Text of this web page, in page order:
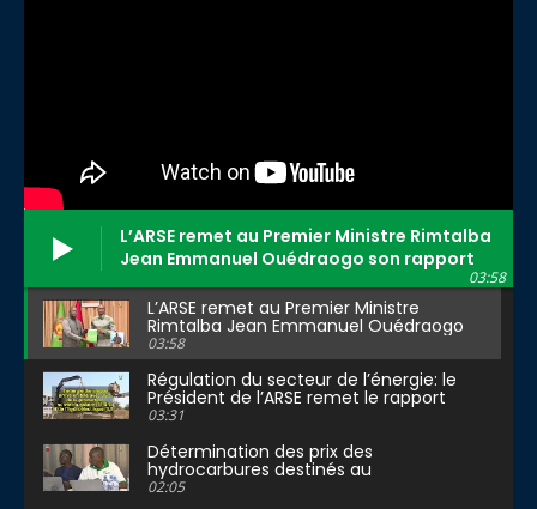
L’ARSE remet au Premier Ministre Rimtalba
Jean Emmanuel Ouédraogo son rapport
03:58
L’ARSE remet au Premier Ministre
Rimtalba Jean Emmanuel Ouédraogo
son rapport d’activité 2025
03:58
Régulation du secteur de l’énergie: le
Président de l’ARSE remet le rapport
2024 au Premier Ministre
03:31
Détermination des prix des
hydrocarbures destinés au
fonctionnement des centrales
02:05